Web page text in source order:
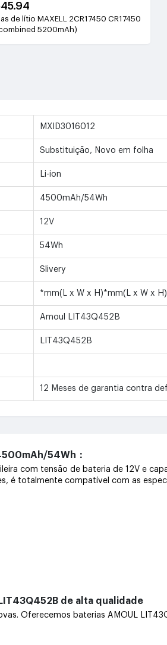
de lítio MAXELL 2CR17450 CR17450
5200mAh)
MXID3016012
Substituição, Novo em folha
Li-ion
4500mAh/54Wh
12V
54Wh
Slivery
*mm(L x W x H)*mm(L x W x H)
Amoul LIT43Q452B
LIT43Q452B
12 Meses de garantia contra
54Wh：
com tensão de bateria de 12V e
é totalmente compatível com as
de alta qualidade
Oferecemos baterias AMOUL